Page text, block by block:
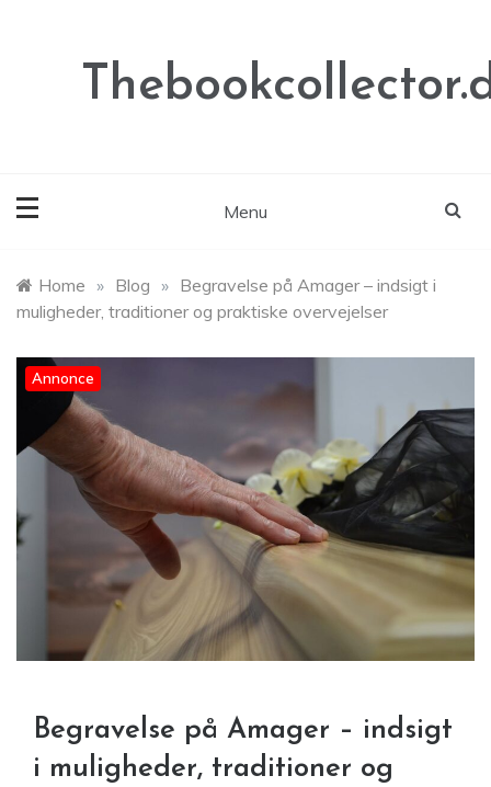
Menu
Home » Blog » Begravelse på Amager – indsigt i
muligheder, traditioner og praktiske overvejelser
Annonce
Begravelse på Amager – indsigt
i muligheder, traditioner og